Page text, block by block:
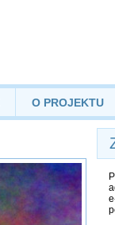
O PROJEKTU